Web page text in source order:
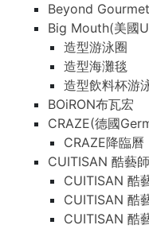
Beyond
Big Mouth(美國
造型游泳圈
造型海灘毯
造型飲料杯游
BOiRON布瓦宏
CRAZE(德國
CRAZE降臨曆
CUITISAN 酷藝
CUITISAN 酷
CUITISAN 酷
CUITISAN 酷